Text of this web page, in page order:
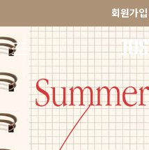
앱 다운로
🚀오늘출발상
회원가
앱 다운로
NEW 7% BEST 🚀오늘출